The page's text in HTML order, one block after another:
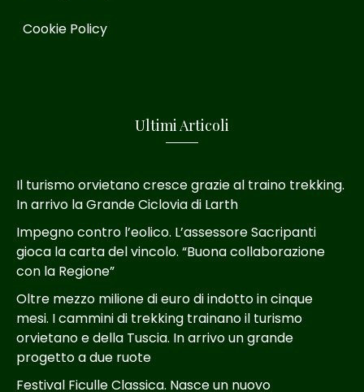
Cookie Policy
Ultimi Articoli
Il turismo orvietano cresce grazie al traino trekking.
In arrivo la Grande Ciclovia di Larth
Impegno contro l’eolico. L’assessore Sacripanti
gioca la carta del vincolo. “Buona collaborazione
con la Regione”
Oltre mezzo milione di euro di indotto in cinque
mesi. I cammini di trekking trainano il turismo
orvietano e della Tuscia. In arrivo un grande
progetto a due ruote
Festival Ficulle Classica. Nasce un nuovo